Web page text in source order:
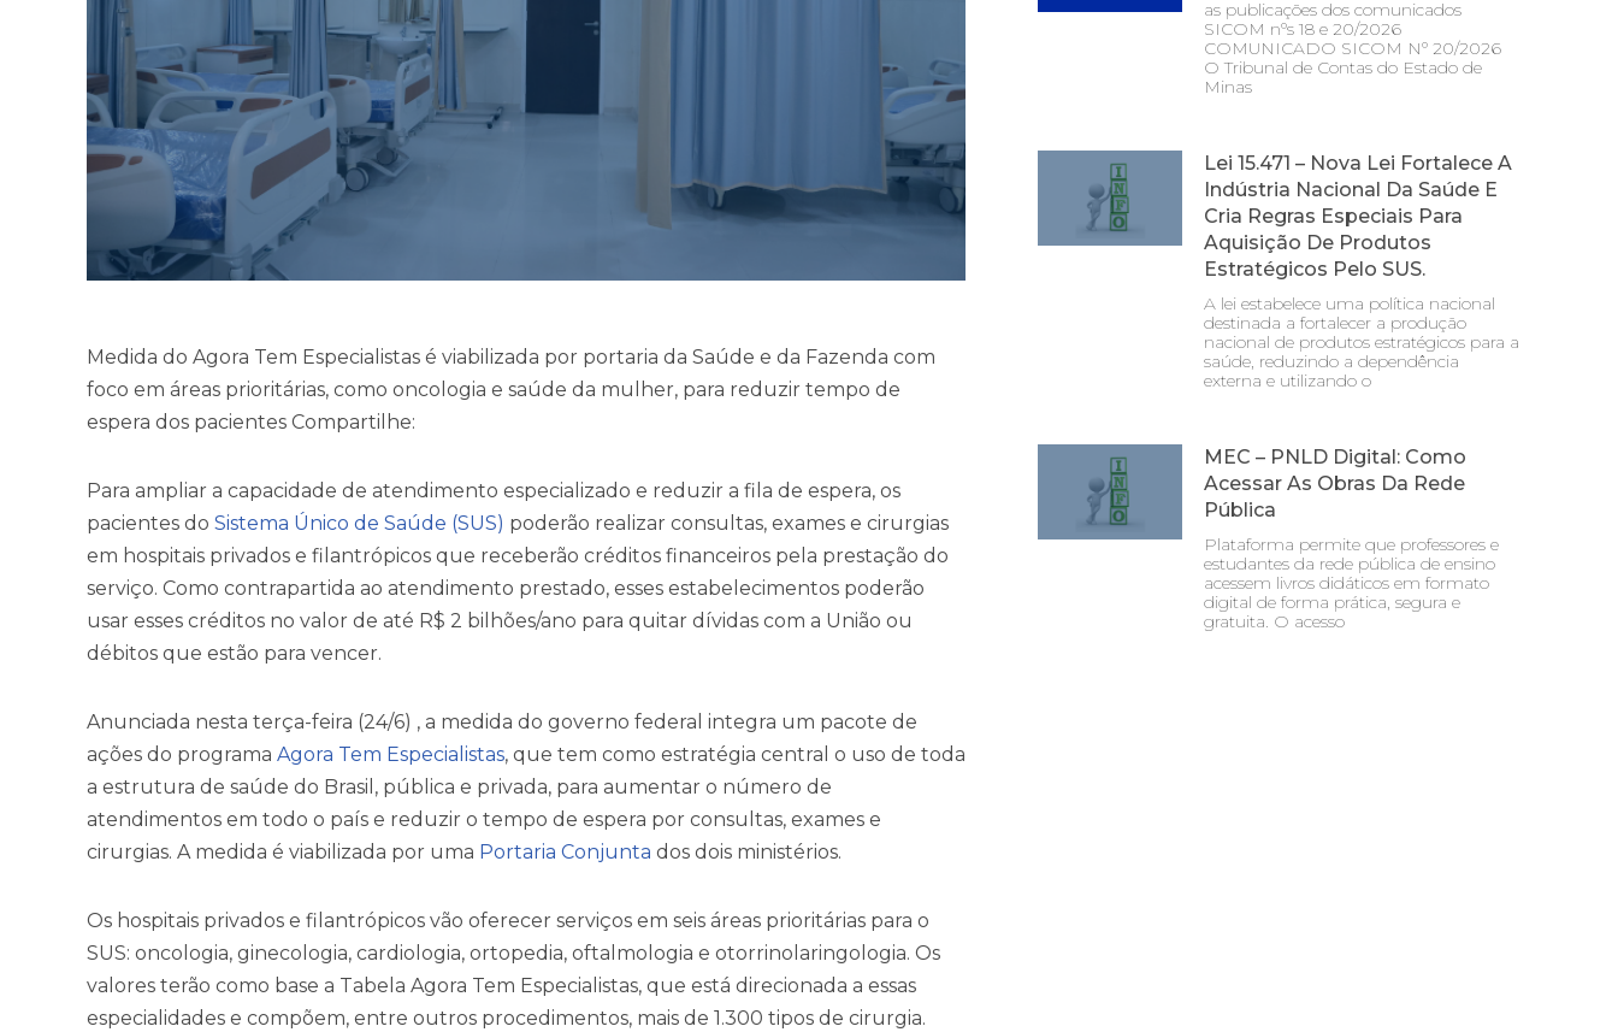
Medida do Agora Tem Especialistas é viabilizada por portaria da Saúde e da Fazenda com
foco em áreas prioritárias, como oncologia e saúde da mulher, para reduzir tempo de
espera dos pacientes Compartilhe:
Para ampliar a capacidade de atendimento especializado e reduzir a fila de espera, os
pacientes do Sistema Único de Saúde (SUS) poderão realizar consultas, exames e cirurgias
em hospitais privados e filantrópicos que receberão créditos financeiros pela prestação do
serviço. Como contrapartida ao atendimento prestado, esses estabelecimentos poderão
usar esses créditos no valor de até R$ 2 bilhões/ano para quitar dívidas com a União ou
débitos que estão para vencer.
Anunciada nesta terça-feira (24/6) , a medida do governo federal integra um pacote de
ações do programa Agora Tem Especialistas, que tem como estratégia central o uso de toda
a estrutura de saúde do Brasil, pública e privada, para aumentar o número de
atendimentos em todo o país e reduzir o tempo de espera por consultas, exames e
cirurgias. A medida é viabilizada por uma Portaria Conjunta dos dois ministérios.
Os hospitais privados e filantrópicos vão oferecer serviços em seis áreas prioritárias para o
SUS: oncologia, ginecologia, cardiologia, ortopedia, oftalmologia e otorrinolaringologia. Os
valores terão como base a Tabela Agora Tem Especialistas, que está direcionada a essas
especialidades e compõem, entre outros procedimentos, mais de 1.300 tipos de cirurgia.
as publicações dos comunicados
SICOM nºs 18 e 20/2026
COMUNICADO SICOM Nº 20/2026
O Tribunal de Contas do Estado de
Minas
Lei 15.471 – Nova Lei Fortalece A
Indústria Nacional Da Saúde E
Cria Regras Especiais Para
Aquisição De Produtos
Estratégicos Pelo SUS.
A lei estabelece uma política nacional
destinada a fortalecer a produção
nacional de produtos estratégicos para a
saúde, reduzindo a dependência
externa e utilizando o
MEC – PNLD Digital: Como
Acessar As Obras Da Rede
Pública
Plataforma permite que professores e
estudantes da rede pública de ensino
acessem livros didáticos em formato
digital de forma prática, segura e
gratuita. O acesso